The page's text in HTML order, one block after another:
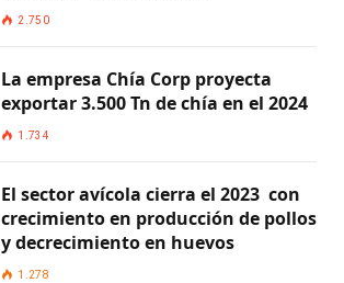
2.750
La empresa Chía Corp proyecta
exportar 3.500 Tn de chía en el 2024
1.734
El sector avícola cierra el 2023 con
crecimiento en producción de pollos
y decrecimiento en huevos
1.278